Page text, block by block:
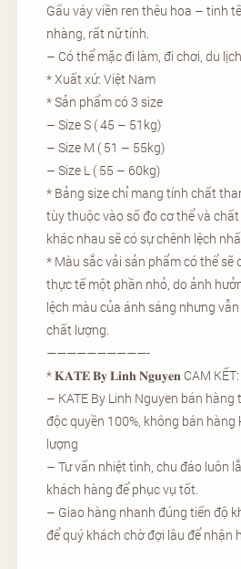
Gấu váy viền ren thêu hoa – tinh
nhàng, rất nữ tính.
– Có thể mặc đi làm, đi chơi, du lịch.
* Xuất xứ: Việt Nam
* Sản phẩm có 3 size
– Size S ( 45 – 51kg)
– Size M ( 51 – 55kg)
– Size L ( 55 – 60kg)
* Bảng size chỉ mang tính chất
tùy thuộc vào số đo cơ thể và chất
khác nhau sẽ có sự chênh lệch
* Màu sắc vải sản phẩm có thể sẽ
thực tế một phần nhỏ, do ảnh
lệch màu của ánh sáng nhưng
chất lượng.
——————————-
* 𝐊𝐀𝐓𝐄 𝐁𝐲 𝐋𝐢𝐧𝐡 𝐍𝐠𝐮𝐲𝐞𝐧 CAM KẾT:
– KATE By Linh Nguyen bán hàng
độc quyền 100%, không bán hàng
lượng
– Tư vấn nhiệt tình, chu đáo luôn
khách hàng để phục vụ tốt.
– Giao hàng nhanh đúng tiến độ
để quý khách chờ đợi lâu để nhận